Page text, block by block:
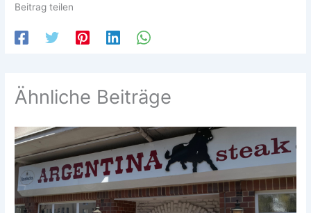
Beitrag teilen
Ähnliche Beiträge